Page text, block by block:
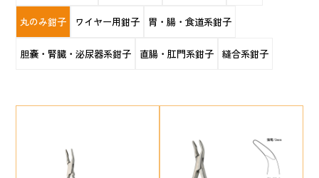
丸のみ鉗子 ワイヤー用鉗子 胃・腸・食道系鉗子
胆嚢・腎臓・泌尿器系鉗子 直腸・肛門系鉗子 縫合系鉗子